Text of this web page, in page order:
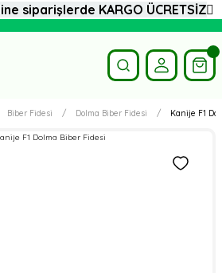
Biber Fidesi Dolma Biber Fidesi Kanije F1
siparişlerde KARGO ÜCRETSİZ